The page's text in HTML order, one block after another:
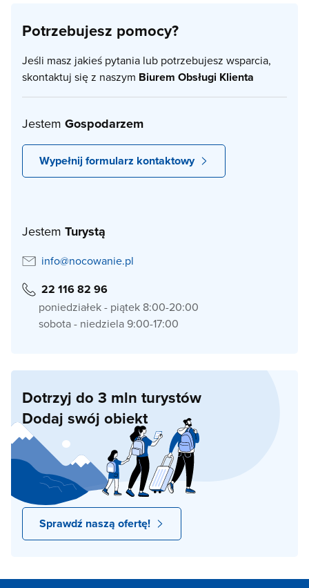
Potrzebujesz pomocy?
Jeśli masz jakieś pytania lub potrzebujesz wsparcia,
skontaktuj się z naszym Biurem Obsługi Klienta
Jestem Gospodarzem
Wypełnij formularz kontaktowy
Jestem Turystą
info@nocowanie.pl
22 116 82 96
poniedziałek - piątek 8:00-20:00
sobota - niedziela 9:00-17:00
Dotrzyj do 3 mln turystów
Dodaj swój obiekt
Sprawdź naszą ofertę!